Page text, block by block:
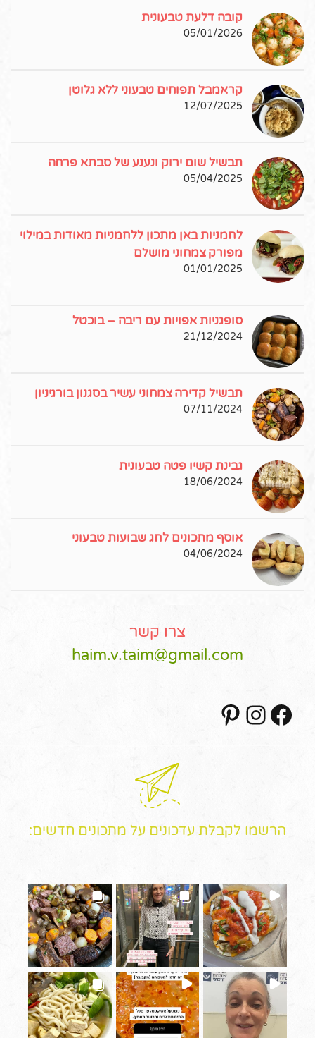
קובה דלעת טבעונית
05/01/2026
קראמבל תפוחים טבעוני ללא גלוטן
12/07/2025
תבשיל שום ירוק ונענע של סבתא פרחה
05/04/2025
לחמניות באן מתכון ללחמניות מאודות במילוי
מפורק צמחוני מושלם
01/01/2025
סופגניות אפויות עם ריבה – בוכטל
21/12/2024
תבשיל קדירה צמחוני עשיר בסגנון בורגיניון
07/11/2024
גבינת קשיו פטה טבעונית
18/06/2024
אוסף מתכונים לחג שבועות טבעוני
04/06/2024
צרו קשר
haim.v.taim@gmail.com
Facebook
Instagram
הרשמו לקבלת עדכונים על מתכונים חדשים: